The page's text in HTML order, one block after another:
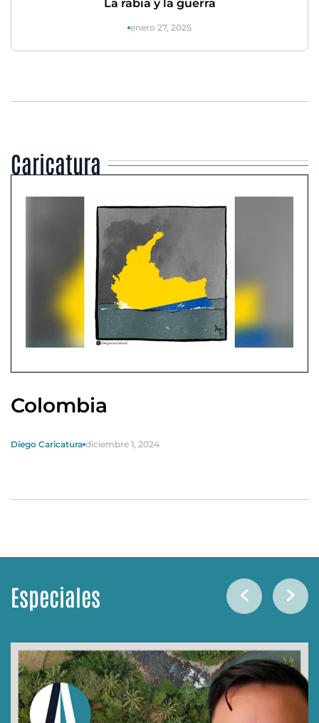
La rabia y la guerra
enero 27, 2025
Caricatura
Colombia
Diego Caricatura diciembre 1, 2024
Especiales